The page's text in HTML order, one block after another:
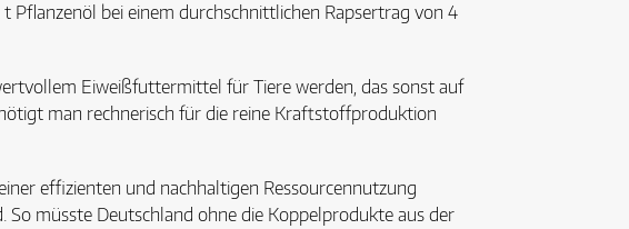
Pflanzenöl bei einem durchschnittlichen Rapsertrag von 4
Eiweißfuttermittel für Tiere werden, das sonst auf
man rechnerisch für die reine Kraftstoffproduktion
effizienten und nachhaltigen Ressourcennutzung
müsste Deutschland ohne die Koppelprodukte aus der